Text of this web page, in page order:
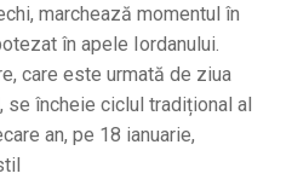
marchează momentul în
în apele Iordanului.
care este urmată de ziua
se încheie ciclul tradițional al
an, pe 18 ianuarie,